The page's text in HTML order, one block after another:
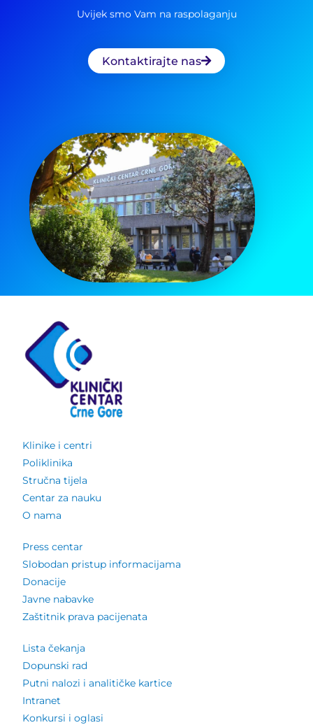
Pretraga
za:
Uvijek smo Vam na raspolaganju
Kontaktirajte nas
Klinike i centri
Poliklinika
Stručna tijela
Centar za nauku
O nama
Press centar
Slobodan pristup informacijama
Donacije
Javne nabavke
Zaštitnik prava pacijenata
Lista čekanja
Dopunski rad
Putni nalozi i analitičke kartice
Intranet
Konkursi i oglasi